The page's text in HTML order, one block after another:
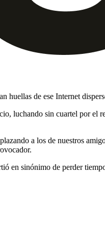
huellas de ese Internet
luchando sin cuartel por el
a los de nuestros
en sinónimo de perder